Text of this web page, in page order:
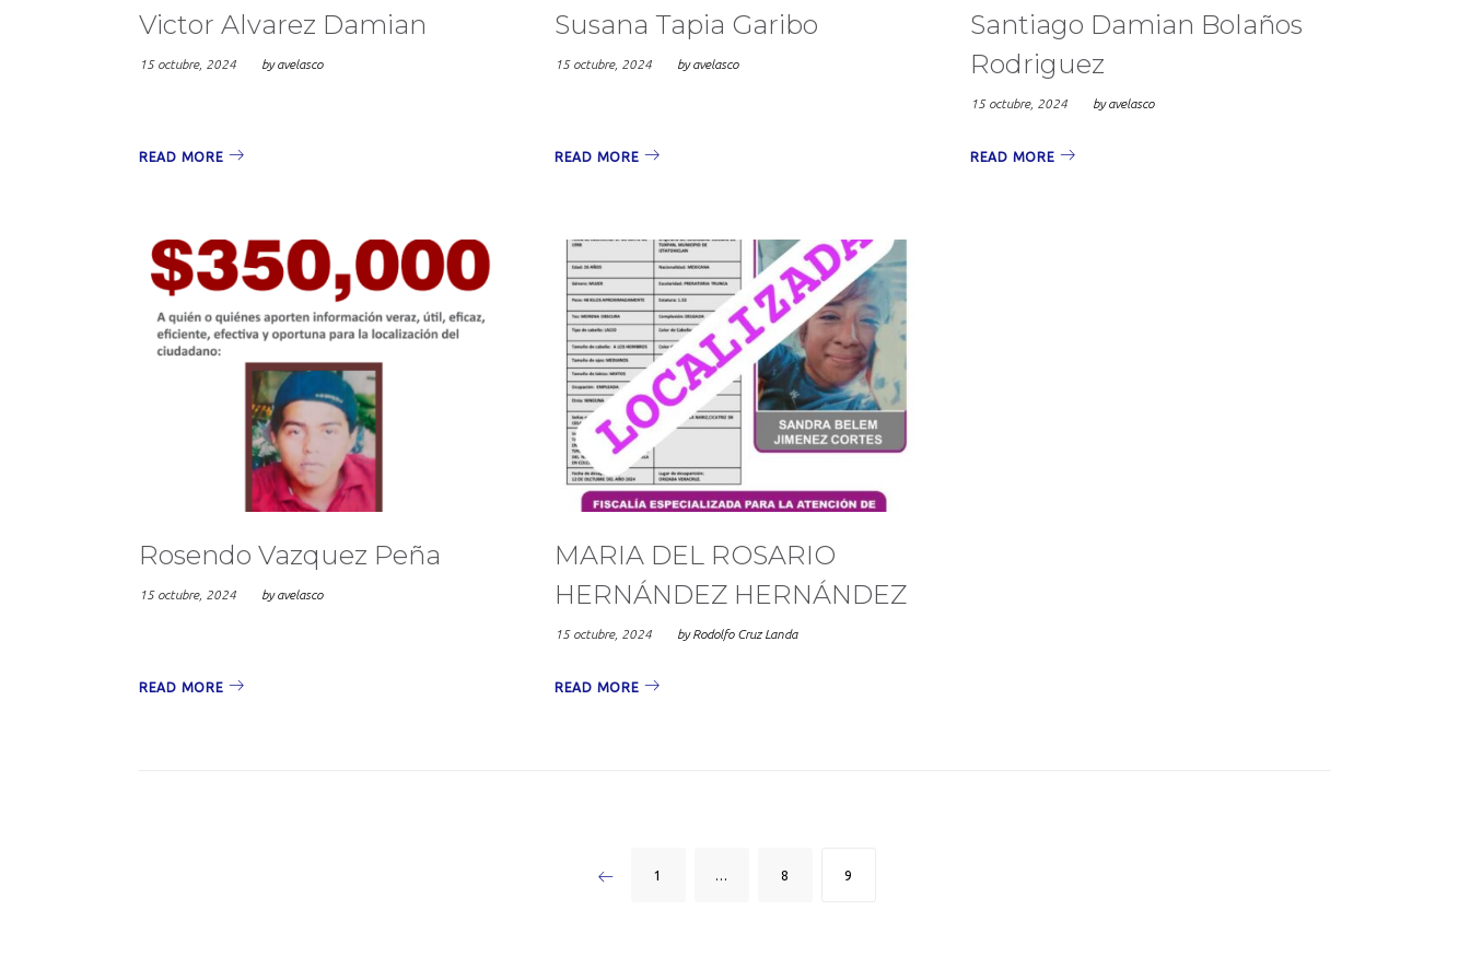
octubre,
2024
Victor Alvarez Damian
15 octubre, 2024 byavelasco
READ MORE
Susana Tapia Garibo
15 octubre, 2024 byavelasco
READ MORE
Santiago Damian Bolaños
Rodriguez
15 octubre, 2024 byavelasco
READ MORE
Rosendo Vazquez Peña
15 octubre, 2024 byavelasco
READ MORE
MARIA DEL ROSARIO
HERNÁNDEZ HERNÁNDEZ
15 octubre, 2024 byRodolfo Cruz Landa
READ MORE
1 … 8 9